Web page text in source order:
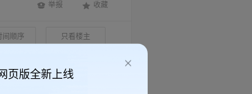
举报 收藏
间顺序 只看楼主
页版全新上线